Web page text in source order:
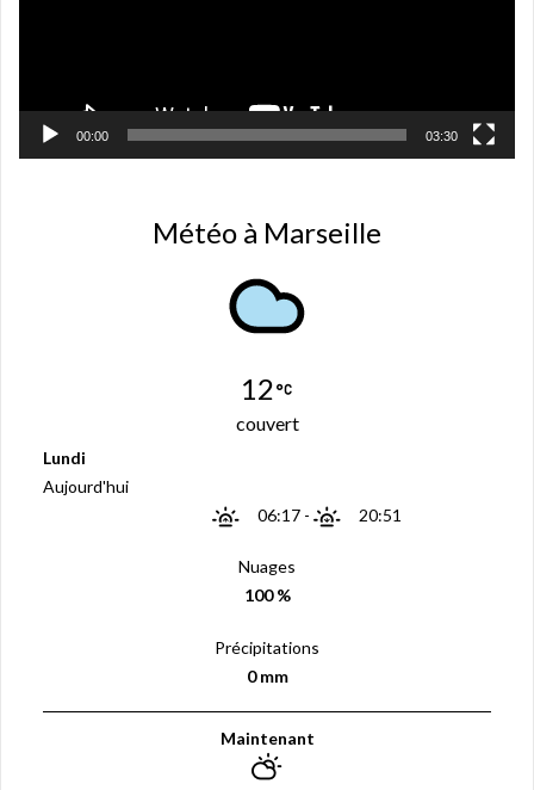
00:00 03:30
Météo à Marseille
12
couvert
Lundi
Aujourd'hui
06:17- 20:51
Nuages
100 %
Précipitations
0 mm
Maintenant